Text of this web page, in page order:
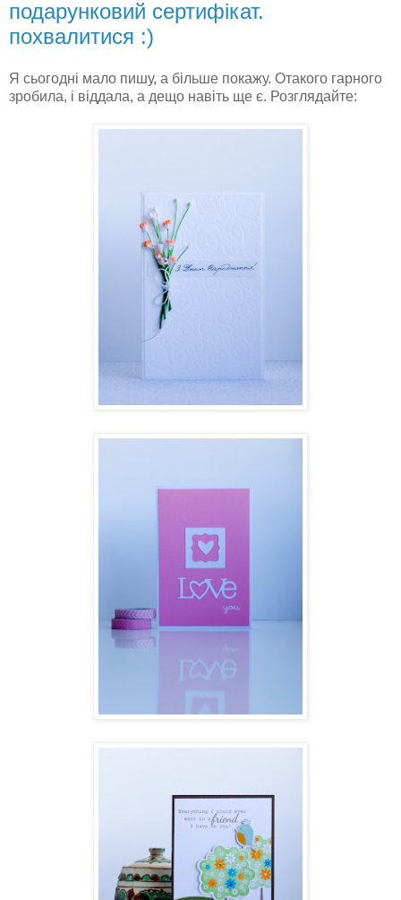
подарунковий сертифікат.
похвалитися :)
Я сьогодні мало пишу, а більше покажу. Отакого гарного
зробила, і віддала, а дещо навіть ще є. Розглядайте: